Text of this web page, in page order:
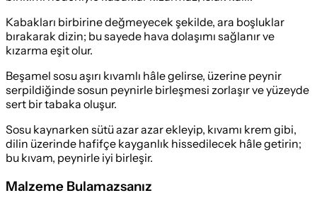
Kabakları birbirine değmeyecek şekilde, ara boşluklar
bırakarak dizin; bu sayede hava dolaşımı sağlanır ve
kızarma eşit olur.
Beşamel sosu aşırı kıvamlı hâle gelirse, üzerine peynir
serpildiğinde sosun peynirle birleşmesi zorlaşır ve yüzeyde
sert bir tabaka oluşur.
Sosu kaynarken sütü azar azar ekleyip, kıvamı krem gibi,
dilin üzerinde hafifçe kayganlık hissedilecek hâle getirin;
bu kıvam, peynirle iyi birleşir.
Malzeme Bulamazsanız